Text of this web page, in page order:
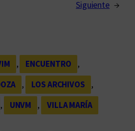
Siguiente →
, ENCUENTRO
,
, LOS ARCHIVOS
,
, UNVM , VILLA MARÍA